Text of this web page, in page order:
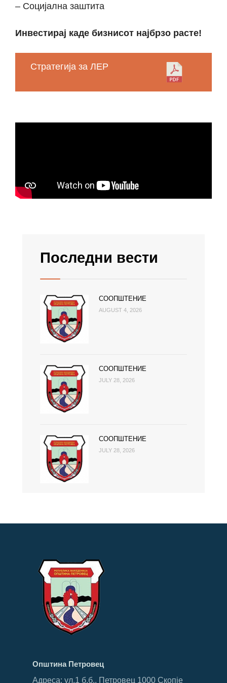
– Социјална заштита
Инвестирај каде бизнисот најбрзо расте!
Стратегија за ЛЕР
Последни вести
СООПШТЕНИЕ
AUGUST 4, 2026
СООПШТЕНИЕ
JULY 28, 2026
СООПШТЕНИЕ
JULY 28, 2026
Општина Петровец
Адреса: ул.1 б.б., Петровец 1000 Скопје